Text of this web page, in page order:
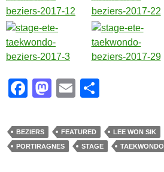
F
c
e
M
st
o
E
ail ta
g
BEZIERS FEATURED LEE WON SIK
PORTIRAGNES
STAGE TAEKWONDO